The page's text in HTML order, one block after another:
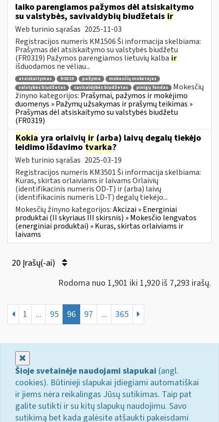
laiko parengiamos pažymos dėl atsiskaitymo
su valstybės, savivaldybių biudžetais ir
Web turinio sąrašas 2025-11-03
Registracijos numeris KM1506 Ši informacija skelbiama:
Prašymas dėl atsiskaitymo su valstybės biudžetu
(FR0319) Pažymos parengiamos lietuvių kalba ir
išduodamos ne vėliau...
atsiskaitymas fr0319 pažyma
mokesčių mokėtojas
valstybės biudžetas
savivaldybės biudžetas pinigų fondas
Mokesčių
žinyno kategorijos: Prašymai, pažymos ir mokėjimo
duomenys » Pažymų užsakymas ir prašymų teikimas »
Prašymas dėl atsiskaitymo su valstybės biudžetu
(FR0319)
Kokia yra orlaivių ir (arba) laivų degalų tiekėjo
leidimo išdavimo tvarka?
Web turinio sąrašas 2025-03-19
Registracijos numeris KM3501 Ši informacija skelbiama:
Kuras, skirtas orlaiviams ir laivams Orlaivių
(identifikacinis numeris OD-T) ir (arba) laivų
(identifikacinis numeris LD-T) degalų tiekėjo...
Mokesčių žinyno kategorijos:Akcizai » Energiniai
produktai (II skyriaus III skirsnis) » Mokesčio lengvatos
(energiniai produktai) » Kuras, skirtas orlaiviams ir
laivams
20 Įrašų(-ai)
Rodoma nuo 1,901 iki 1,920 iš 7,293 irašų.
1 ... 95 96 97 ... 365
Šioje svetainėje naudojami slapukai (angl.
cookies). Būtinieji slapukai įdiegiami automatiškai
ir jiems nėra reikalingas Jūsų sutikimas. Taip pat
galite sutikti ir su kitų slapukų naudojimu. Savo
sutikimą bet kada galėsite atšaukti pakeisdami